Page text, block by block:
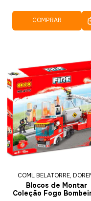
COMPRAR
COML BELATORRE,
Blocos de Montar
Coleção Fogo